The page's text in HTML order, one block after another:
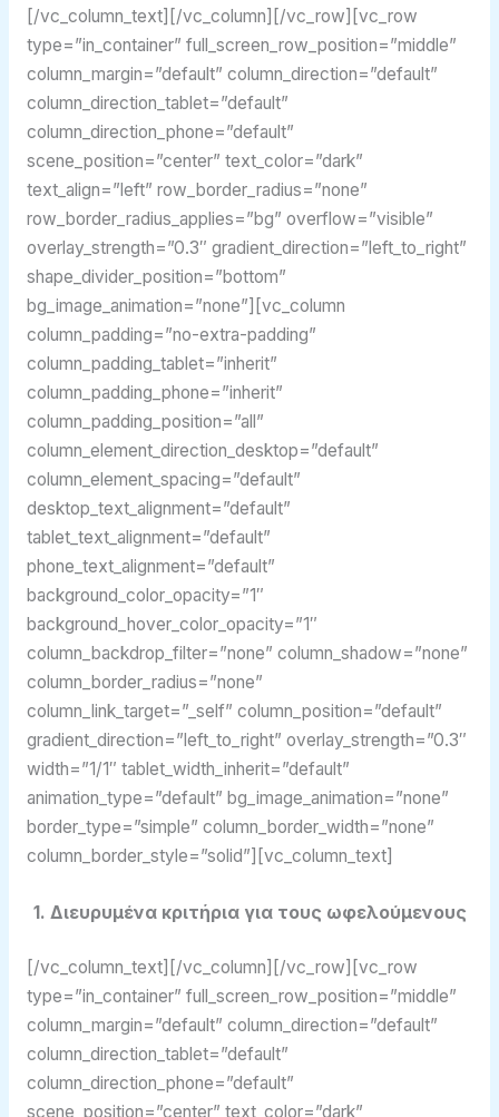
[/vc_column_text][/vc_column][/vc_row][vc_row
type=”in_container” full_screen_row_position=”middle”
column_margin=”default” column_direction=”default”
column_direction_tablet=”default”
column_direction_phone=”default”
scene_position=”center” text_color=”dark”
text_align=”left” row_border_radius=”none”
row_border_radius_applies=”bg” overflow=”visible”
overlay_strength=”0.3″ gradient_direction=”left_to_right”
shape_divider_position=”bottom”
bg_image_animation=”none”][vc_column
column_padding=”no-extra-padding”
column_padding_tablet=”inherit”
column_padding_phone=”inherit”
column_padding_position=”all”
column_element_direction_desktop=”default”
column_element_spacing=”default”
desktop_text_alignment=”default”
tablet_text_alignment=”default”
phone_text_alignment=”default”
background_color_opacity=”1″
background_hover_color_opacity=”1″
column_backdrop_filter=”none” column_shadow=”none”
column_border_radius=”none”
column_link_target=”_self” column_position=”default”
gradient_direction=”left_to_right” overlay_strength=”0.3″
width=”1/1″ tablet_width_inherit=”default”
animation_type=”default” bg_image_animation=”none”
border_type=”simple” column_border_width=”none”
column_border_style=”solid”][vc_column_text]
1. Διευρυμένα κριτήρια για τους ωφελούμενους
[/vc_column_text][/vc_column][/vc_row][vc_row
type=”in_container” full_screen_row_position=”middle”
column_margin=”default” column_direction=”default”
column_direction_tablet=”default”
column_direction_phone=”default”
scene_position=”center” text_color=”dark”